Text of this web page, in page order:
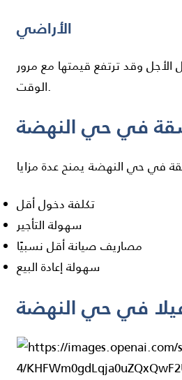
الأراضي
الأجل وقد ترتفع قيمتها مع مرور
الوقت.
شقة في حي النهضة
تكلفة دخول أقل
سهولة التأجير
مصاريف صيانة أقل نسبيًا
سهولة إعادة البيع
فيلا في حي النهضة